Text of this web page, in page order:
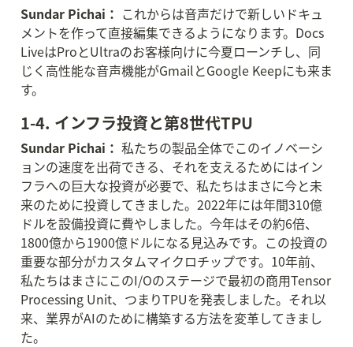
Sundar Pichai： これからは音声だけで新しいドキュ
メントを作って直接編集できるようになります。Docs
LiveはProとUltraのお客様向けに今夏ローンチし、同
じく高性能な音声機能がGmailとGoogle Keepにも来ま
す。
1-4. インフラ投資と第8世代TPU
Sundar Pichai： 私たちの製品全体でこのイノベーシ
ョンの速度を出荷できる、それを支えるためにはイン
フラへの巨大な投資が必要で、私たちはまさに今と未
来のために投資してきました。2022年には年間310億
ドルを設備投資に費やしました。今年はその約6倍、
1800億から1900億ドルになる見込みです。この投資の
重要な部分がカスタムマイクロチップです。10年前、
私たちはまさにこのI/Oのステージで最初の商用Tensor
Processing Unit、つまりTPUを発表しました。それ以
来、業界がAIのために構築する方法を変革してきまし
た。